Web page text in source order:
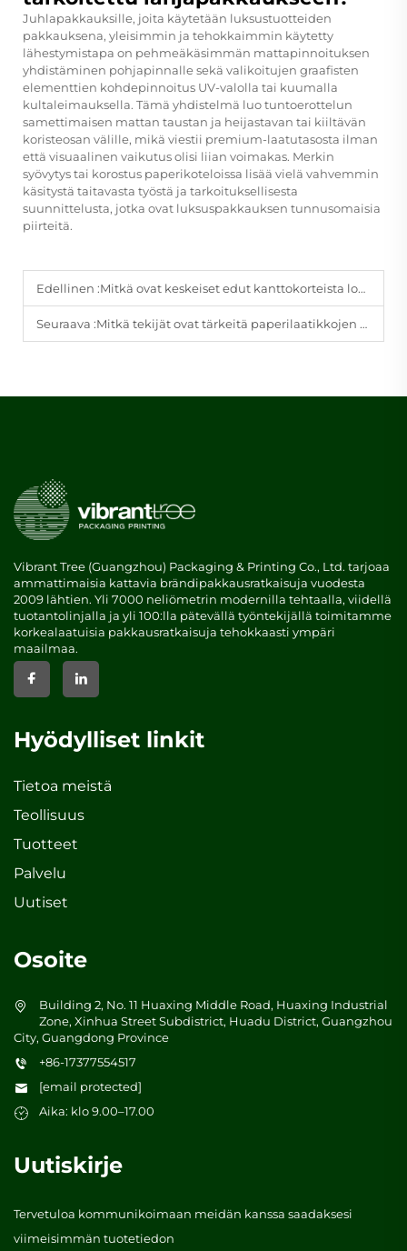
Juhlapakkauksille, joita käytetään luksustuotteiden
pakkauksena, yleisimmin ja tehokkaimmin käytetty
lähestymistapa on pehmeäkäsimmän mattapinnoituksen
yhdistäminen pohjapinnalle sekä valikoitujen graafisten
elementtien kohdepinnoitus UV-valolla tai kuumalla
kultaleimauksella. Tämä yhdistelmä luo tuntoerottelun
samettimaisen mattan taustan ja heijastavan tai kiiltävän
koristeosan välille, mikä viestii premium-laatutasosta ilman
että visuaalinen vaikutus olisi liian voimakas. Merkin
syövytys tai korostus paperikoteloissa lisää vielä vahvemmin
käsitystä taitavasta työstä ja tarkoituksellisesta
suunnittelusta, jotka ovat luksuspakkauksen tunnusomaisia
piirteitä.
Edellinen :Mitkä ovat keskeiset edut kanttokorteista logistiikassa?
Seuraava :Mitkä tekijät ovat tärkeitä paperilaatikkojen ostossa erinäisissä määrissä?
Vibrant Tree (Guangzhou) Packaging & Printing Co., Ltd. tarjoaa
ammattimaisia kattavia brändipakkausratkaisuja vuodesta
2009 lähtien. Yli 7000 neliömetrin modernilla tehtaalla, viidellä
tuotantolinjalla ja yli 100:lla pätevällä työntekijällä toimitamme
korkealaatuisia pakkausratkaisuja tehokkaasti ympäri
maailmaa.
Hyödylliset linkit
Tietoa meistä
Teollisuus
Tuotteet
Palvelu
Uutiset
Osoite
Building 2, No. 11 Huaxing Middle Road, Huaxing Industrial
Zone, Xinhua Street Subdistrict, Huadu District, Guangzhou
City, Guangdong Province
+86-17377554517
[email protected]
Aika: klo 9.00–17.00
Uutiskirje
Tervetuloa kommunikoimaan meidän kanssa saadaksesi
viimeisimmän tuotetiedon